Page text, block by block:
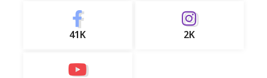
41K 2K